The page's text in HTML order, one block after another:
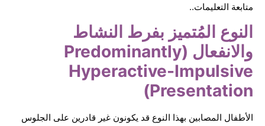
متابعة التعليمات..
النوع المُتميز بفرط النشاط
والانفعال (Predominantly
Hyperactive-Impulsive
Presentation)
الأطفال المصابين بهذا النوع قد يكونون غير قادرين على الجلوس